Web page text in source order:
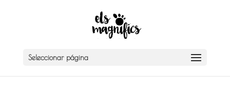
Seleccionar página